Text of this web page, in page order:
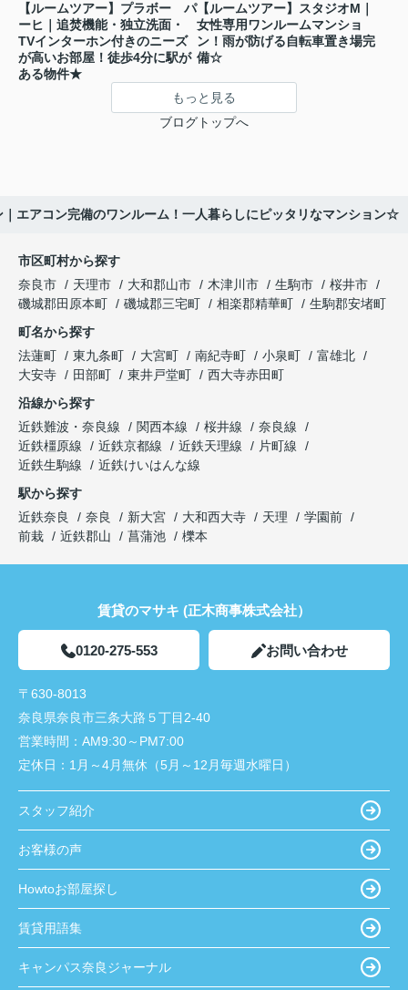
【ルームツアー】プラボー パ
ーヒ｜追焚機能・独立洗面・
TVインターホン付きのニーズ
が高いお部屋！徒歩4分に駅が
ある物件★
【ルームツアー】スタジオM｜
女性専用ワンルームマンショ
ン！雨が防げる自転車置き場完
備☆
もっと見る
ブログトップへ
エアコン完備のワンルーム！一人暮らしにピッタリなマンション☆
市区町村から探す
奈良市
天理市 大和郡山市 木津川市 生駒市
桜井市
磯城郡田原本町
磯城郡三宅町 相楽郡精華町
生駒郡安堵町
町名から探す
法蓮町
東九条町 大宮町 南紀寺町 小泉町
富雄北
大安寺
田部町 東井戸堂町
西大寺赤田町
沿線から探す
近鉄難波・奈良線
関西本線 桜井線
奈良線
近鉄橿原線
近鉄京都線 近鉄天理線
片町線
近鉄生駒線
近鉄けいはんな線
駅から探す
近鉄奈良
奈良 新大宮 大和西大寺 天理
学園前
前栽
近鉄郡山 菖蒲池 櫟本
賃貸のマサキ (正木商事株式会社）
0120-275-553 お問い合わせ
〒630-8013
奈良県奈良市三条大路５丁目2-40
営業時間： AM9:30～PM7:00
定休日： 1月～4月無休（5月～12月毎週水曜日）
スタッフ紹介
お客様の声
Howtoお部屋探し
賃貸用語集
キャンパス奈良ジャーナル